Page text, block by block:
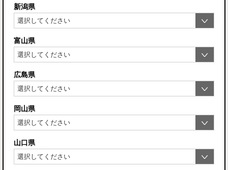
新潟県
富山県
広島県
岡山県
山口県